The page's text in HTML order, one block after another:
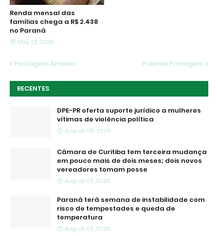
Renda mensal das
famílias chega a R$ 2.438
no Paraná
May 22, 2025
Postagem Anterior Próxima Postagem
RECENTES
DPE-PR oferta suporte jurídico a mulheres
vítimas de violência política
August 06, 2026
Câmara de Curitiba tem terceira mudança
em pouco mais de dois meses; dois novos
vereadores tomam posse
August 03, 2026
Paraná terá semana de instabilidade com
risco de tempestades e queda de
temperatura
August 03, 2026